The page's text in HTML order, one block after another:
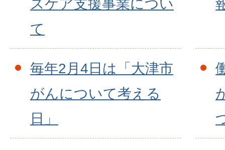
スケア支援事業につい
て
毎年2月4日は「大津市
がんについて考える
日」